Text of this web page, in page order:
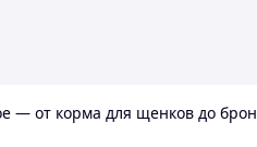
— от корма для щенков до